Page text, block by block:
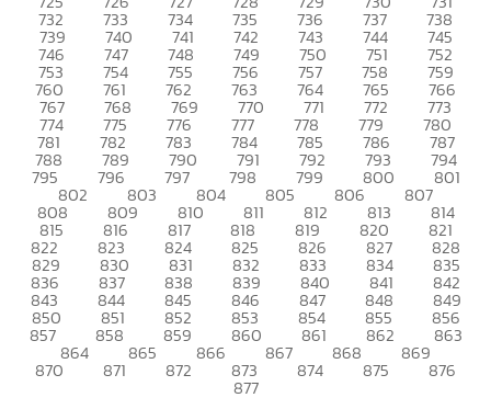
732 733 734 735 736 737 738
739 740 741 742 743 744 745
746 747 748 749 750 751 752
753 754 755 756 757 758 759
760 761 762 763 764 765 766
767 768 769 770 771 772 773
774 775 776 777 778 779 780
781 782 783 784 785 786 787
788 789 790 791 792 793 794
795 796 797 798 799 800 801
802 803 804 805 806 807
808 809 810 811 812 813 814
815 816 817 818 819 820 821
822 823 824 825 826 827 828
829 830 831 832 833 834 835
836 837 838 839 840 841 842
843 844 845 846 847 848 849
850 851 852 853 854 855 856
857 858 859 860 861 862 863
864 865 866 867 868 869
870 871 872 873 874 875 876
877